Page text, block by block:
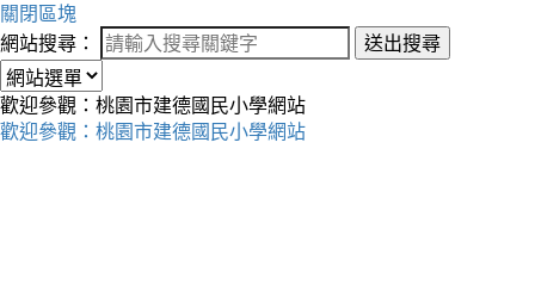
關閉區塊
網站搜尋：
送出搜尋
歡迎參觀：桃園市建德國民小學網站
歡迎參觀：桃園市建德國民小學網站